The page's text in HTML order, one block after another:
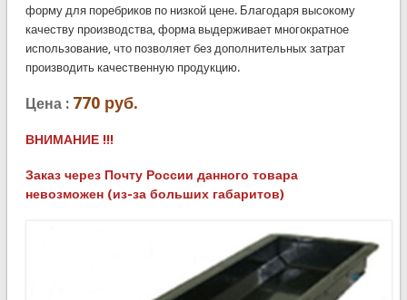
форму для поребриков по низкой цене. Благодаря высокому
качеству производства, форма выдерживает многократное
использование, что позволяет без дополнительных затрат
производить качественную продукцию.
Цена : 770 руб.
ВНИМАНИЕ !!!
Заказ через Почту России данного товара
невозможен (из-за больших габаритов)